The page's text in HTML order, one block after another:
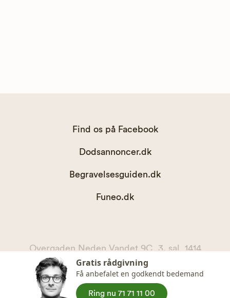
Find os på Facebook
Dodsannoncer.dk
Begravelsesguiden.dk
Funeo.dk
Overgaden Neden Vandet 9C, 3. sal, 1414
København K
kontakt@begravelsesguiden.dk, telefon 71 71 11 00
CVR. 36065567
Gratis rådgivning
Få anbefalet en godkendt bedemand
Ring nu 71 71 11 00